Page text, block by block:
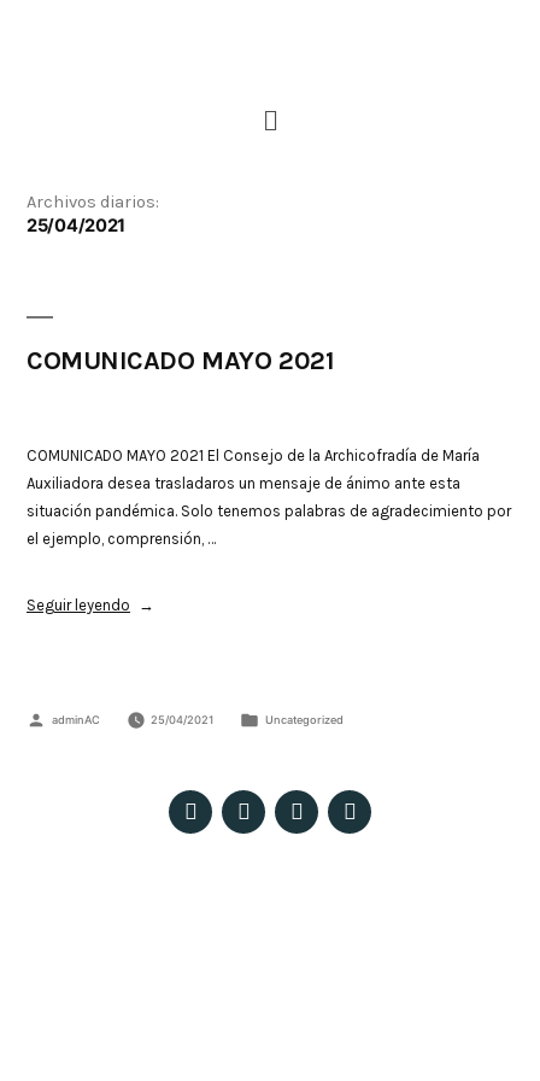
Archivos diarios:
25/04/2021
COMUNICADO MAYO 2021
COMUNICADO MAYO 2021 El Consejo de la Archicofradía de María
Auxiliadora desea trasladaros un mensaje de ánimo ante esta
situación pandémica. Solo tenemos palabras de agradecimiento por
el ejemplo, comprensión, …
Seguir leyendo
adminAC 25/04/2021 Uncategorized